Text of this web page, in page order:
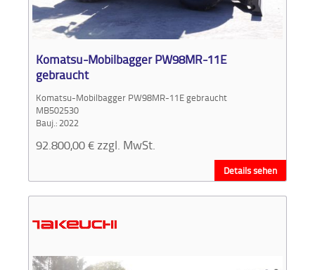
Komatsu-Mobilbagger PW98MR-11E
gebraucht
Komatsu-Mobilbagger PW98MR-11E gebraucht
MB502530
Bauj.: 2022
92.800,00€ zzgl. MwSt.
Details sehen